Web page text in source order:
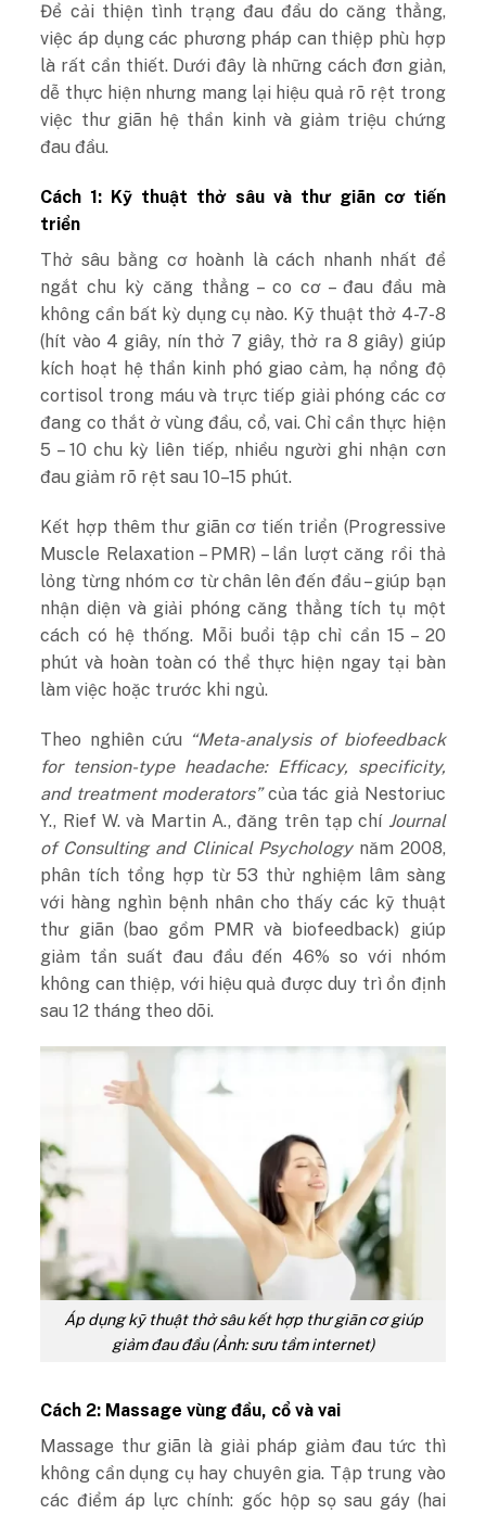
Để cải thiện tình trạng đau đầu do căng thẳng,
việc áp dụng các phương pháp can thiệp phù hợp
là rất cần thiết. Dưới đây là những cách đơn giản,
dễ thực hiện nhưng mang lại hiệu quả rõ rệt trong
việc thư giãn hệ thần kinh và giảm triệu chứng
đau đầu.
Cách 1: Kỹ thuật thở sâu và thư giãn cơ tiến
triển
Thở sâu bằng cơ hoành là cách nhanh nhất để
ngắt chu kỳ căng thẳng – co cơ – đau đầu mà
không cần bất kỳ dụng cụ nào. Kỹ thuật thở 4-7-8
(hít vào 4 giây, nín thở 7 giây, thở ra 8 giây) giúp
kích hoạt hệ thần kinh phó giao cảm, hạ nồng độ
cortisol trong máu và trực tiếp giải phóng các cơ
đang co thắt ở vùng đầu, cổ, vai. Chỉ cần thực hiện
5 – 10 chu kỳ liên tiếp, nhiều người ghi nhận cơn
đau giảm rõ rệt sau 10–15 phút.
Kết hợp thêm thư giãn cơ tiến triển (Progressive
Muscle Relaxation – PMR) – lần lượt căng rồi thả
lỏng từng nhóm cơ từ chân lên đến đầu – giúp bạn
nhận diện và giải phóng căng thẳng tích tụ một
cách có hệ thống. Mỗi buổi tập chỉ cần 15 – 20
phút và hoàn toàn có thể thực hiện ngay tại bàn
làm việc hoặc trước khi ngủ.
Theo nghiên cứu “Meta-analysis of biofeedback
for tension-type headache: Efficacy, specificity,
and treatment moderators”của tác giả Nestoriuc
Y., Rief W. và Martin A., đăng trên tạp chí Journal
of Consulting and Clinical Psychologynăm 2008,
phân tích tổng hợp từ 53 thử nghiệm lâm sàng
với hàng nghìn bệnh nhân cho thấy các kỹ thuật
thư giãn (bao gồm PMR và biofeedback) giúp
giảm tần suất đau đầu đến 46% so với nhóm
không can thiệp, với hiệu quả được duy trì ổn định
sau 12 tháng theo dõi.
Áp dụng kỹ thuật thở sâu kết hợp thư giãn cơ giúp
giảm đau đầu (Ảnh: sưu tầm internet)
Cách 2: Massage vùng đầu, cổ và vai
Massage thư giãn là giải pháp giảm đau tức thì
không cần dụng cụ hay chuyên gia. Tập trung vào
các điểm áp lực chính: gốc hộp sọ sau gáy (hai